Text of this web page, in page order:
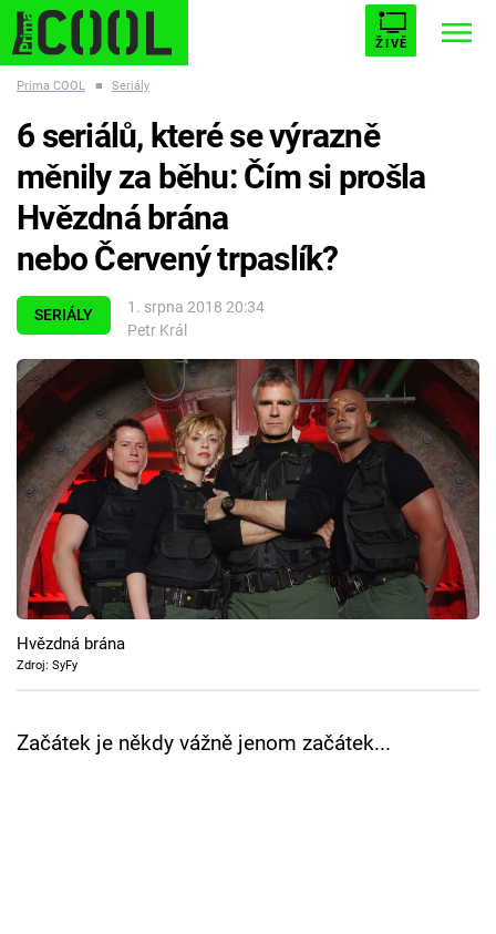
ŽIVĚ
ESCAPE PLNEJ KOTEL AVENGERS 5
Témata
Filmy
Seriály
Hry
Cool Esport
Pořady
TV Program
Přihlášení
Prima COOL ■ Seriály
SERIÁLY
1. srpna 2018 20:34
Petr Král
6 seriálů, které se výrazně
měnily za běhu: Čím si prošla
Hvězdná brána
nebo Červený trpaslík?
Hvězdná brána
Zdroj: SyFy
Začátek je někdy vážně jenom začátek...